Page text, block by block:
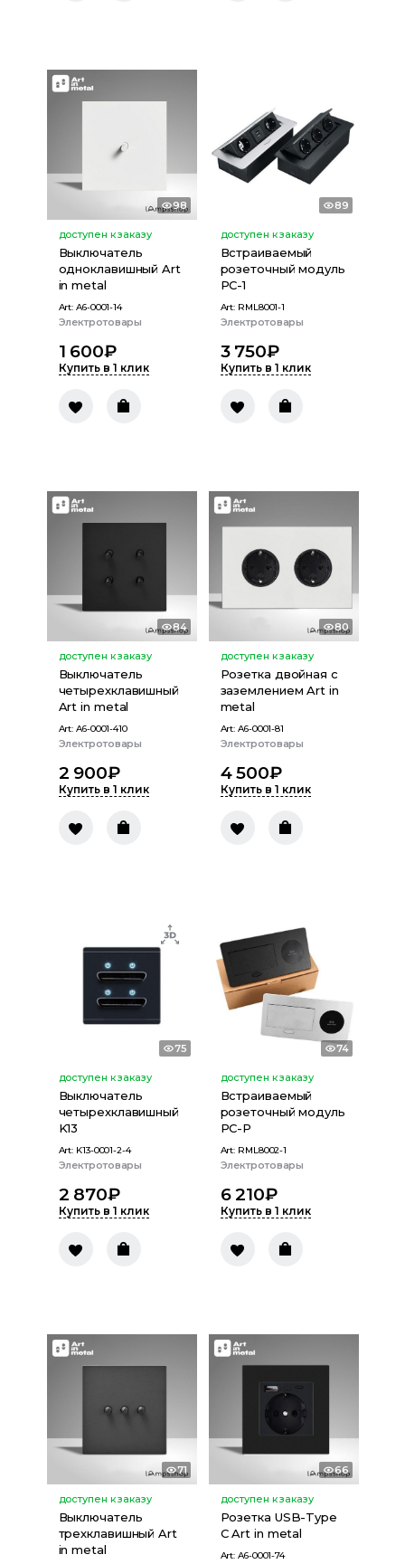
98
доступен к заказу
Выключатель
одноклавишный Art
in metal
Art: A6-0001-14
Электротовары
1 600₽
Купить в 1 клик
89
доступен к заказу
Встраиваемый
розеточный модуль
PC-1
Art: RML8001-1
Электротовары
3 750₽
Купить в 1 клик
84
доступен к заказу
Выключатель
четырехклавишный
Art in metal
Art: A6-0001-410
Электротовары
2 900₽
Купить в 1 клик
80
доступен к заказу
Розетка двойная с
заземлением Art in
metal
Art: A6-0001-81
Электротовары
4 500₽
Купить в 1 клик
75
доступен к заказу
Выключатель
четырехклавишный
K13
Art: K13-0001-2-4
Электротовары
2 870₽
Купить в 1 клик
74
доступен к заказу
Встраиваемый
розеточный модуль
PC-P
Art: RML8002-1
Электротовары
6 210₽
Купить в 1 клик
71
доступен к заказу
Выключатель
трехклавишный Art
in metal
66
доступен к заказу
Розетка USB-Type
C Art in metal
Art: A6-0001-74